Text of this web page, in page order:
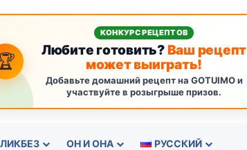
КОНКУРС РЕЦЕПТОВ
Любите готовить?Ваш рецепт
может выиграть!
Добавьте домашний рецепт на GOTUIMO и
участвуйте в розыгрыше призов.
ЛИКБЕЗ ОН И ОНА РУССКИЙ